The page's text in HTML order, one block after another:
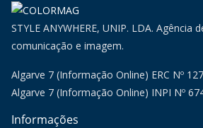
STYLE ANYWHERE, UNIP. LDA. Agência
comunicação e imagem.
Algarve 7 (Informação Online) ERC Nº
Algarve 7 (Informação Online) INPI Nº
Informações